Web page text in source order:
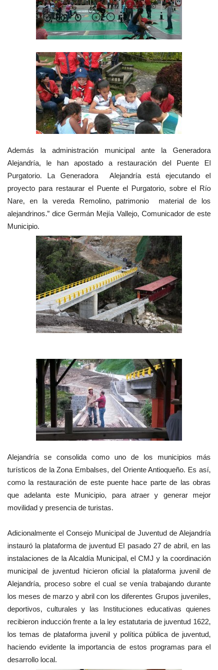
Además l a administración municipal ante la Generadora
Alejandría, le han apostado a restauración del Puente El
Purgatorio.
La Generadora Alejandría está ejecutando el
proyecto para restaurar el Puente el Purgatorio, sobre el Río
Nare, en la vereda Remolino, patrimonio material de los
alejandrinos.” dice Germán Mejía Vallejo, Comunicador de este
Municipio.
Alejandría se consolida como uno de los municipios más
turísticos de la Zona Embalses, del Oriente Antioqueño. Es así,
como la restauración de este puente hace parte de las obras
que adelanta este Municipio, para atraer y generar mejor
movilidad y presencia de turistas.
Adicionalmente el Consejo Municipal de Juventud de Alejandría
instauró la plataforma de juventud El pasado 27 de abril, en las
instalaciones de la Alcaldía Municipal, el CMJ y la coordinación
municipal de juventud hicieron oficial la plataforma juvenil de
Alejandría, proceso sobre el cual se venía trabajando durante
los meses de marzo y abril con los diferentes Grupos juveniles,
deportivos, culturales y las Instituciones educativas quienes
recibieron inducción frente a la ley estatutaria de juventud 1622,
los temas de plataforma juvenil y política pública de juventud,
haciendo evidente la importancia de estos programas para el
desarrollo local.